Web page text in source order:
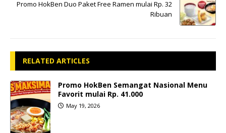
Promo HokBen Duo Paket Free Ramen mulai Rp. 32
Ribuan
RELATED ARTICLES
Promo HokBen Semangat Nasional Menu
Favorit mulai Rp. 41.000
May 19, 2026